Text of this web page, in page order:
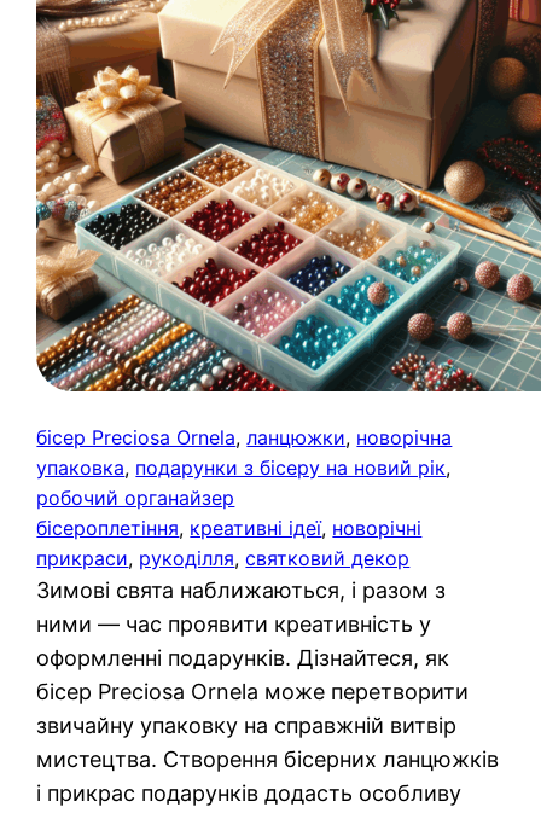
бісер Preciosa Ornela, ланцюжки, новорічна
упаковка, подарунки з бісеру на новий рік
робочий органайзер
бісероплетіння, креативні ідеї, новорічні
прикраси, рукоділля, святковий декор
Зимові свята наближаються, і разом з
ними — час проявити креативність у
оформленні подарунків. Дізнайтеся, як
бісер Preciosa Ornela може перетворити
звичайну упаковку на справжній витвір
мистецтва. Створення бісерних ланцюжків
і прикрас подарунків додасть особливу